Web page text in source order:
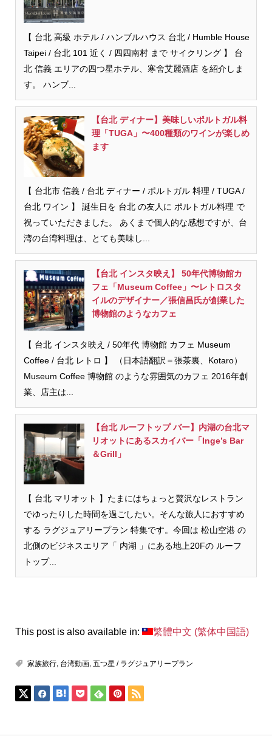
【 台北 高級 ホテル / ハンブルハウス 台北 / Humble House
Taipei / 台北 101 近く / 四四南村 まで サイクリング 】 台
北 信義 エリアの四つ星ホテル、寒舍艾麗酒店 を紹介しま
す。 ハンブ...
【台北 ディナー】美味しいポルトガル料
理「TUGA」〜400種類のワインが楽しめ
ます
【 台北市 信義 / 台北 ディナー / ポルトガル 料理 / TUGA /
台北 ワイン 】 誕生日を 台北 の友人に ポルトガル料理 で
祝っていただきました。 あくまで個人的な感想ですが、台
湾の台湾料理は、とても美味し...
【台北 インスタ映え】 50年代博物館カ
フェ「Museum Coffee」〜レトロスタ
イルのデザイナー／張信昌氏が創業した
博物館のようなカフェ
【 台北 インスタ映え / 50年代 博物館 カフェ Museum
Coffee / 台北 レトロ 】 （日本語翻訳＝張茶裏、Kotaro）
Museum Coffee 博物館 のような雰囲気のカフェ 2016年創
業、店主は...
【台北 ルーフトップ バー】内湖の台北マ
リオットにあるスカイバー「Inge’s Bar
＆Grill」
【 台北 マリオット 】たまにはちょっと贅沢なレストラン
でゆったりした時間を過ごしたい。そんな旅人におすすめ
する ラグジュアリープラン 特集です。今回は 松山空港 の
北側のビジネスエリア「 内湖 」にある地上20Fの ルーフ
トップ...
This post is also available in: 繁體中文 (繁体中国語)
家族旅行, 台湾動画, 五つ星 / ラグジュアリープラン